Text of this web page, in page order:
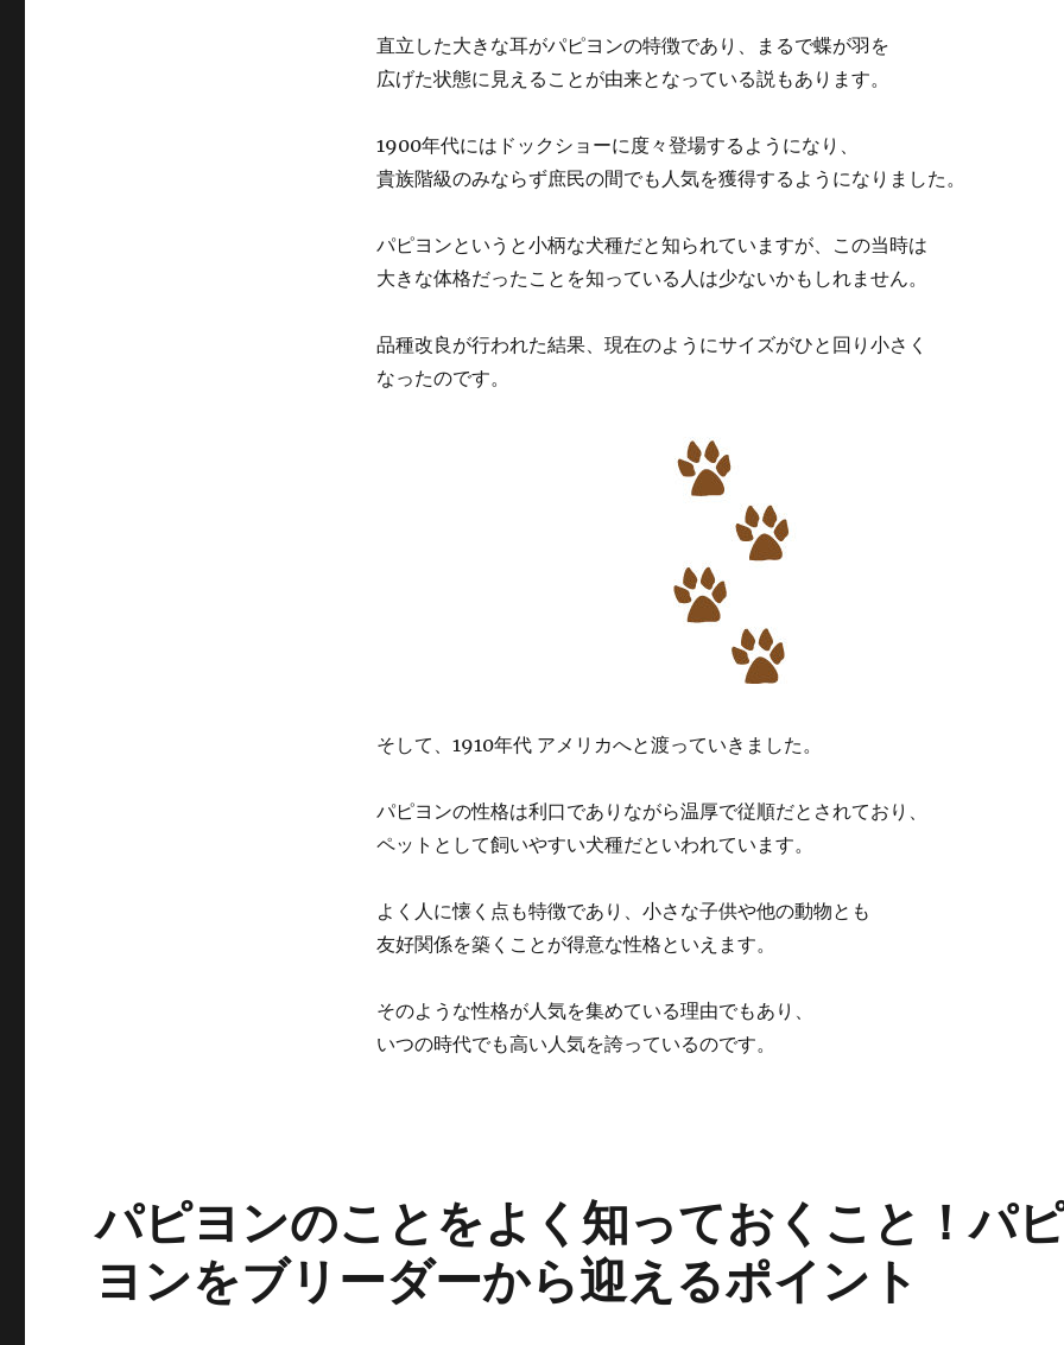
直立した大きな耳がパピヨンの特徴であり、まるで蝶が羽を
広げた状態に見えることが由来となっている説もあります。
1900年代にはドックショーに度々登場するようになり、
貴族階級のみならず庶民の間でも人気を獲得するようになりました。
パピヨンというと小柄な犬種だと知られていますが、この当時は
大きな体格だったことを知っている人は少ないかもしれません。
品種改良が行われた結果、現在のようにサイズがひと回り小さく
なったのです。
そして、1910年代 アメリカへと渡っていきました。
パピヨンの性格は利口でありながら温厚で従順だとされており、
ペットとして飼いやすい犬種だといわれています。
よく人に懐く点も特徴であり、小さな子供や他の動物とも
友好関係を築くことが得意な性格といえます。
そのような性格が人気を集めている理由でもあり、
いつの時代でも高い人気を誇っているのです。
パピヨンのことをよく知っておくこと！パ
ヨンをブリーダーから迎えるポイント